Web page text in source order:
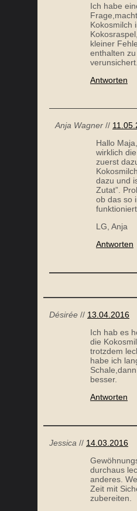
Ich habe
Kokosmilch
kleiner
enthalten
verunsichert.
Antworten
Anja Wagner //
Hallo
wirklich
zuerst
dazu und
Zutat”.
ob das so
funktioniert.
LG, Anja
Antworten
Désirée // 13.04.2016
Ich hab es
die
trotzdem
habe ich
besser.
Antworten
Jessica // 14.03.2016
durchaus
anderes.
Zeit mit
zubereiten.